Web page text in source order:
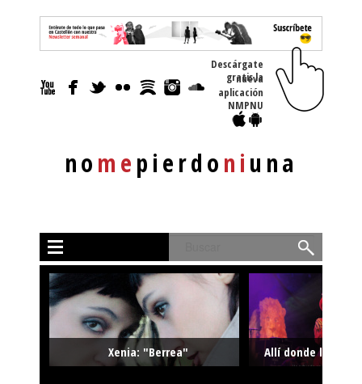
nomepierdoniuna
Descárgate
gratis la nueva
aplicación
NMPNU
Xenia: "Berrea" Allí donde la